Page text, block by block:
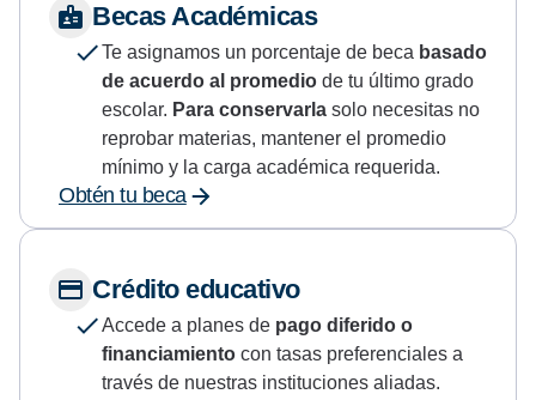
Becas Académicas
Te asignamos un porcentaje de beca basado
de acuerdo al promedio de tu último grado
escolar. Para conservarla solo necesitas no
reprobar materias, mantener el promedio
mínimo y la carga académica requerida.
Obtén tu beca
Crédito educativo
Accede a planes de pago diferido o
financiamiento con tasas preferenciales a
través de nuestras instituciones aliadas.